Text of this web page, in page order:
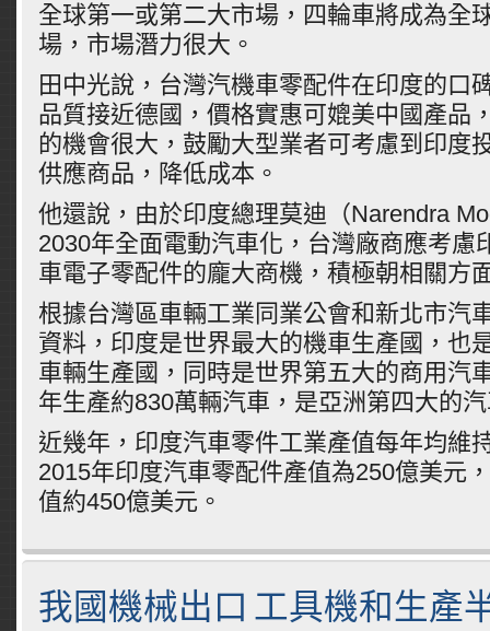
全球第一或第二大市場，四輪車將成為全
場，市場潛力很大。
田中光說，台灣汽機車零配件在印度的口
品質接近德國，價格實惠可媲美中國產品
的機會很大，鼓勵大型業者可考慮到印度
供應商品，降低成本。
他還說，由於印度總理莫迪（Narendra
2030年全面電動汽車化，台灣廠商應考慮
車電子零配件的龐大商機，積極朝相關方
根據台灣區車輛工業同業公會和新北市汽
資料，印度是世界最大的機車生產國，也
車輛生產國，同時是世界第五大的商用汽
年生產約830萬輛汽車，是亞洲第四大的
近幾年，印度汽車零件工業產值每年均維
2015年印度汽車零配件產值為250億美元
值約450億美元。
我國機械出口 工具機和生產